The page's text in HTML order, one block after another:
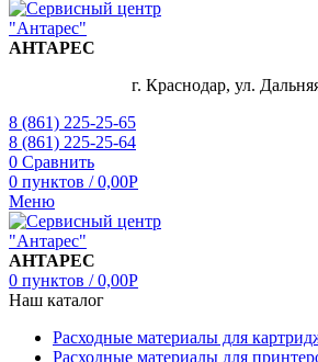
АНТАРЕС
г. Краснодар, ул.
8 (861) 225-25-65
8 (861) 225-25-64
0 Сравнить
0 пунктов / 0,00Р
Меню
АНТАРЕС
0 пунктов / 0,00Р
Наш каталог
Расходные материалы для
Расходные материалы для